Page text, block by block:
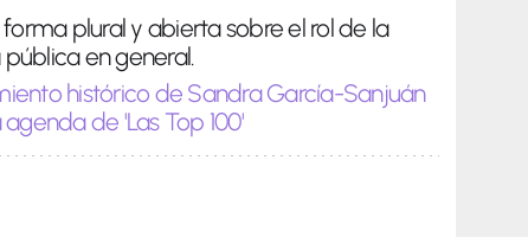
plural y abierta sobre el rol de la
en general.
histórico de Sandra García-Sanjuán
de 'Las Top 100'